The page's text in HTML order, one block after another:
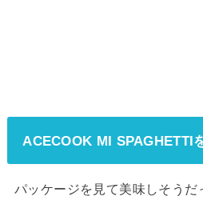
ACECOOK MI SPAGHETTI
パッケージを見て美味しそうだ